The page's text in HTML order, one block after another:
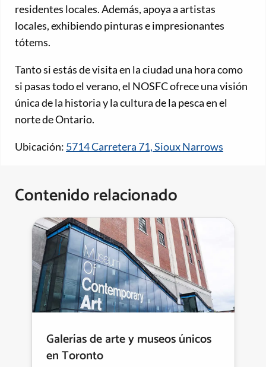
residentes locales. Además, apoya a artistas
locales, exhibiendo pinturas e impresionantes
tótems.
Tanto si estás de visita en la ciudad una hora como
si pasas todo el verano, el NOSFC ofrece una visión
única de la historia y la cultura de la pesca en el
norte de Ontario.
Ubicación: 5714 Carretera 71, Sioux Narrows
Contenido relacionado
Galerías de arte y museos únicos
en Toronto